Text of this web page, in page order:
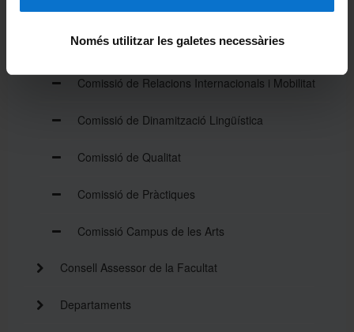
Només utilitzar les galetes necessàries
Comissió d'Igualtat
Comissió de Cultura
Comissió de Relacions Internacionals i Mobilitat
Comissió de Dinamització Lingüística
Comissió de Qualitat
Comissió de Pràctiques
Comissió Campus de les Arts
Consell Assessor de la Facultat
Departaments